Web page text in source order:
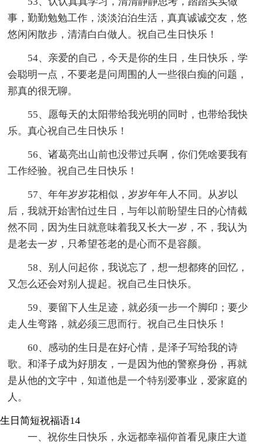
事，勤勤勉勉工作，淡淡泊泊生活，真真诚诚交友，悠
悠闲闲散步，清清白白做人。祝自己生日快乐！
54、亲爱的自己，今天是你的生日，生日快乐，学
会聪明一点，不要老是问周围的人一些很白痴的问题，
那真的很无聊。
55、愿每天的太阳带给我光明的同时，也带给我快
乐。真心祝自己生日快乐！
56、诸葛亮出山前也没带过兵啊，你们凭啥要我有
工作经验。祝自己生日快乐！
57、年年岁岁花相似，岁岁年年人不同。从岁以
后，我就开始害怕过生日，与年以前盼望生日的心情截
然不同，因为生日就意味着我又长大一岁，不，我认为
是老去一岁，只希望苍老的是心而不是容颜。
58、别人问起你，我说忘了，想一想都疼的回忆，
又怎么还会对别人提起。祝自己生日快乐。
59、要留下人生足迹，就必须一步一个脚印；要少
走人生弯路，就必须三思而行。祝自己生日快乐！
60、感动的生日是在好心情，是泽子写给我的诗
歌。和泽子成为好朋友，一是因为他的警察身份，再就
是从他的文字中，知道他是一个特别爱事业，爱家庭的
人。
生日简短祝福语14
一、祝你生日快乐，永远都幸福仰首看见康庄大道